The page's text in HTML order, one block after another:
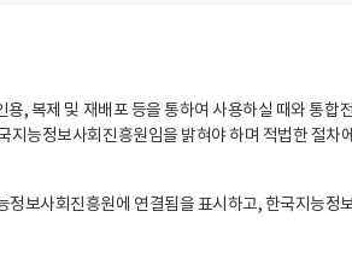
, 복제 및 재배포 등을 통하여 사용하실 때와 통
능정보사회진흥원임을 밝혀야 하며 적법한 절
보사회진흥원에 연결됨을 표시하고, 한국지능